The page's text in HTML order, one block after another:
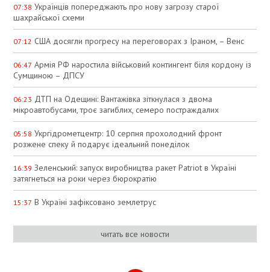
07:38 Українців попереджають про нову загрозу старої
шахрайської схеми
07:12 США досягли прогресу на переговорах з Іраном, – Венс
06:47 Армія РФ наростила військовий контингент біля кордону із
Сумщиною – ДПСУ
06:23 ДТП на Одещині: Вантажівка зіткнулася з двома
мікроавтобусами, троє загиблих, семеро постраждалих
05:58 Укргідрометцентр: 10 серпня прохолодний фронт
розжене спеку й подарує ідеальний понеділок
16:39 Зеленський: запуск виробництва ракет Patriot в Україні
затягнеться на роки через бюрократію
15:37 В Україні зафіксовано землетрус
читать все новости